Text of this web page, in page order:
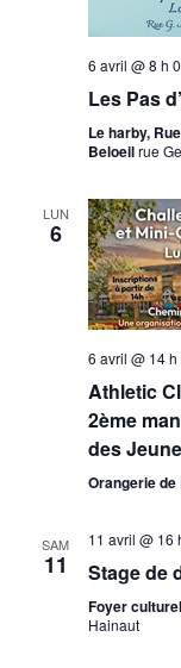
6 avril @ 8 h
Les Pas
Le harby,
Beloeilrue
LUN
6
6 avril @ 14 h
Athletic
2ème
des
Orangerie
SAM
11
11 avril @ 16
Stage de
Foyer
Hainaut